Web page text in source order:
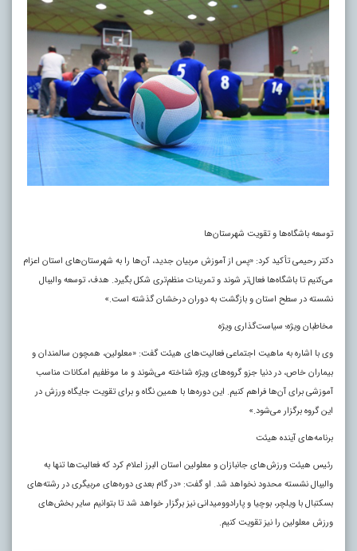
توسعه باشگاه‌ها و تقویت شهرستان‌ها
دکتر رحیمی تأکید کرد: «پس از آموزش مربیان جدید، آن‌ها را به شهرستان‌های استان اعزام
می‌کنیم تا باشگاه‌ها فعال‌تر شوند و تمرینات منظم‌تری شکل بگیرد. هدف، توسعه والیبال
نشسته در سطح استان و بازگشت به دوران درخشان گذشته است.»
مخاطبان ویژه؛ سیاست‌گذاری ویژه
وی با اشاره به ماهیت اجتماعی فعالیت‌های هیئت گفت: «معلولین، همچون سالمندان و
بیماران خاص، در دنیا جزو گروه‌های ویژه شناخته می‌شوند و ما موظفیم امکانات مناسب
آموزشی برای آن‌ها فراهم کنیم. این دوره‌ها با همین نگاه و برای تقویت جایگاه ورزش در
این گروه برگزار می‌شود.»
برنامه‌های آینده هیئت
رئیس هیئت ورزش‌های جانبازان و معلولین استان البرز اعلام کرد که فعالیت‌ها تنها به
والیبال نشسته محدود نخواهد شد. او گفت: «در گام بعدی دوره‌های مربیگری در رشته‌های
بسکتبال با ویلچر، بوچیا و پارادوومیدانی نیز برگزار خواهد شد تا بتوانیم سایر بخش‌های
ورزش معلولین را نیز تقویت کنیم.